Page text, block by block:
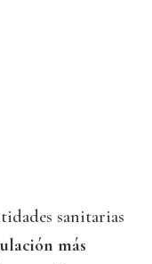
sanitarias
más